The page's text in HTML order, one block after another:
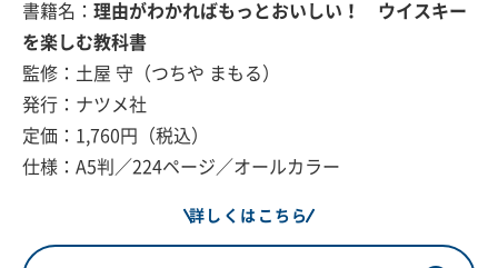
書籍名： 理由がわかればもっとおいしい！ ウイスキー
を楽しむ教科書
監修：土屋 守（つちや まもる）
発行：ナツメ社
定価：1,760円（税込）
仕様：A5判／224ページ／オールカラー
詳しくはこちら